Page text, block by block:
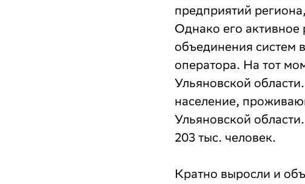
предприятий
Однако его активное
объединения систем
оператора. На тот
Ульяновской
население,
Ульяновской
203 тыс. человек.
Кратно выросли и